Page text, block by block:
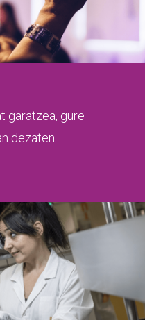
garatzea, gure
dezaten.